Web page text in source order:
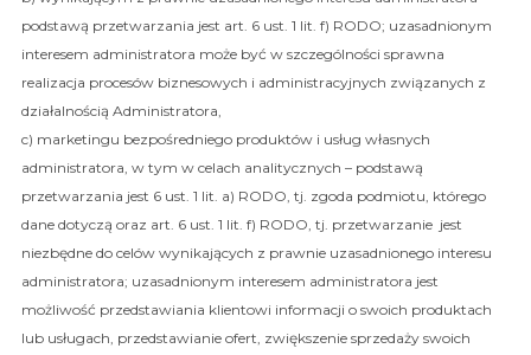
podstawą przetwarzania jest art. 6 ust. 1 lit. f) RODO; uzasadnionym
interesem administratora może być w szczególności sprawna
realizacja procesów biznesowych i administracyjnych związanych z
działalnością Administratora,
c) marketingu bezpośredniego produktów i usług własnych
administratora, w tym w celach analitycznych – podstawą
przetwarzania jest 6 ust. 1 lit. a) RODO, tj. zgoda podmiotu, którego
dane dotyczą oraz art. 6 ust. 1 lit. f) RODO, tj. przetwarzanie jest
niezbędne do celów wynikających z prawnie uzasadnionego interesu
administratora; uzasadnionym interesem administratora jest
możliwość przedstawiania klientowi informacji o swoich produktach
lub usługach, przedstawianie ofert, zwiększenie sprzedaży swoich